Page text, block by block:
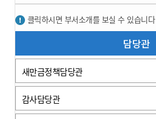
산
클릭하시면 부서소개를 보실 수 있습니다
담당관
새만금정책담당관
감사담당관